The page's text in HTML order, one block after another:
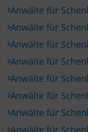
Anwälte für
Anwälte für
Anwälte für
Anwälte für
Anwälte für
Anwälte für
Anwälte für
Anwälte für